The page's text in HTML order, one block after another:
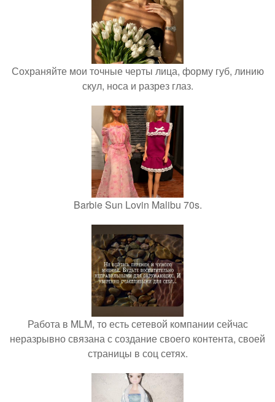
Сохраняйте мои точные черты лица, форму губ, линию
скул, носа и разрез глаз.
Barbie Sun Lovin Malibu 70s.
Работа в MLM, то есть сетевой компании сейчас
неразрывно связана с создание своего контента, своей
страницы в соц сетях.